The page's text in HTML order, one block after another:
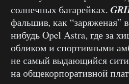
солнечных батарейках.
фальшив, как “заряженая”
нибудь Opel Astra, где за
обликом и спортивными
не самый выдающийся
на общекорпоративной